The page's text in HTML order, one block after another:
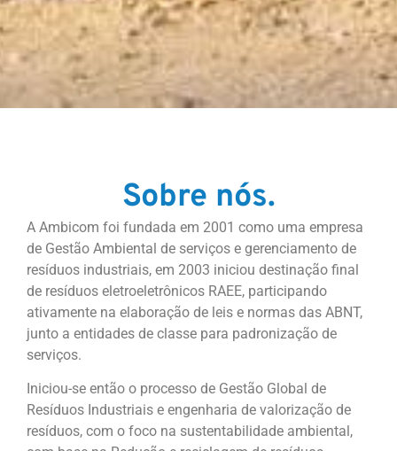
Sobre nós.
A Ambicom foi fundada em 2001 como uma empresa
de Gestão Ambiental de serviços e gerenciamento de
resíduos industriais, em 2003 iniciou destinação final
de resíduos eletroeletrônicos RAEE, participando
ativamente na elaboração de leis e normas das ABNT,
junto a entidades de classe para padronização de
serviços.
Iniciou-se então o processo de Gestão Global de
Resíduos Industriais e engenharia de valorização de
resíduos, com o foco na sustentabilidade ambiental,